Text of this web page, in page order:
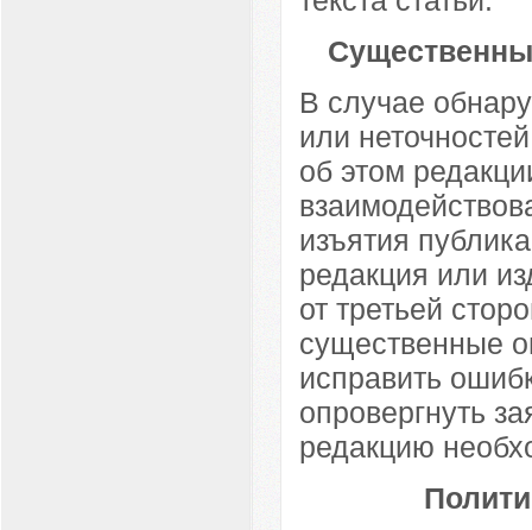
В случае
или
об этом
изъятия
редакция или
от третьей
существенные
исправить
опровергнуть
редакцию